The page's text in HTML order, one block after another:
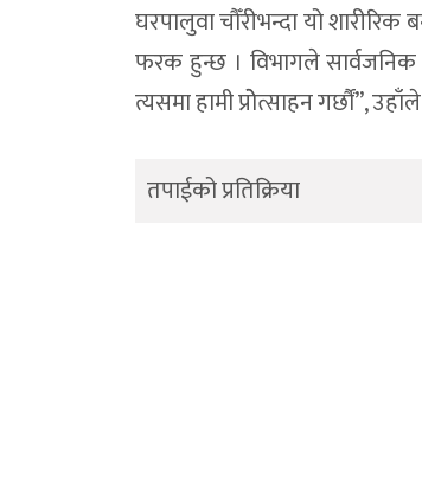
घरपालुवा चौँरीभन्दा यो
फरक हुन्छ । विभागले
त्यसमा हामी प्रोेत्साहन गर्छौं”,
तपाईको प्रतिक्रिया